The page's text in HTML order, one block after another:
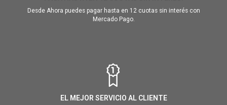
Desde Ahora puedes pagar hasta en 12 cuotas sin interés con
Mercado Pago.
EL MEJOR SERVICIO AL CLIENTE